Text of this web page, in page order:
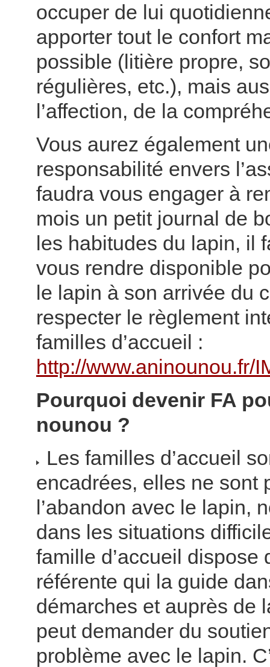
occuper de lui
apporter tout le confort
possible (litière propre,
régulières, etc.), mais
l’affection, de la
Vous aurez également
responsabilité envers
faudra vous engager à
mois un petit journal de
les habitudes du lapin, il
vous rendre disponible
le lapin à son arrivée du
respecter le règlement
familles d’accueil :
http://www.aninounou.fr/
Pourquoi devenir FA
nounou ?
Les familles d’accueil
encadrées, elles ne sont
l’abandon avec le lapin,
dans les situations
famille d’accueil dispose
référente qui la guide
démarches et auprès de
peut demander du
problème avec le lapin.